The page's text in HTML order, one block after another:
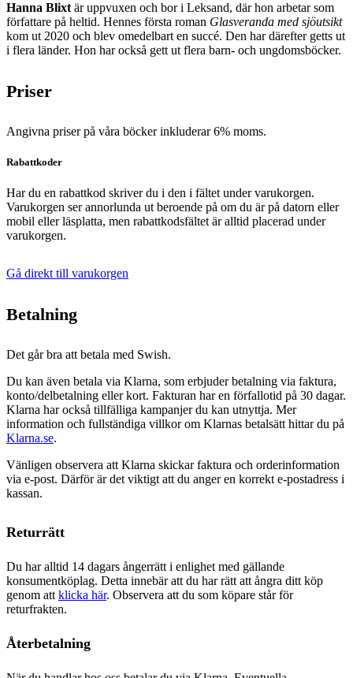
Hanna Blixtär uppvuxen och bor i Leksand, där hon arbetar som
författare på heltid. Hennes första roman Glasveranda med sjöutsikt
kom ut 2020 och blev omedelbart en succé. Den har därefter getts ut
i flera länder. Hon har också gett ut flera barn- och ungdomsböcker.
Priser
Angivna priser på våra böcker inkluderar 6% moms.
Rabattkoder
Har du en rabattkod skriver du i den i fältet under varukorgen.
Varukorgen ser annorlunda ut beroende på om du är på datorn eller
mobil eller läsplatta, men rabattkodsfältet är alltid placerad under
varukorgen.
Gå direkt till varukorgen
Betalning
Det går bra att betala med Swish.
Du kan även betala via Klarna, som erbjuder betalning via faktura,
konto/delbetalning eller kort. Fakturan har en förfallotid på 30 dagar.
Klarna har också tillfälliga kampanjer du kan utnyttja. Mer
information och fullständiga villkor om Klarnas betalsätt hittar du på
Klarna.se.
Vänligen observera att Klarna skickar faktura och orderinformation
via e-post. Därför är det viktigt att du anger en korrekt e-postadress i
kassan.
Returrätt
Du har alltid 14 dagars ångerrätt i enlighet med gällande
konsumentköplag. Detta innebär att du har rätt att ångra ditt köp
genom att klicka här. Observera att du som köpare står för
returfrakten.
Återbetalning